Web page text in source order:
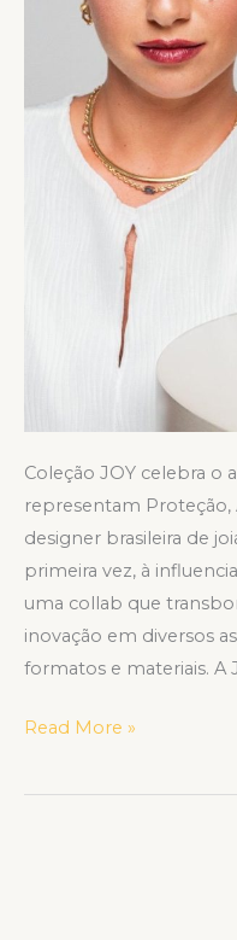
Coleção JOY celebra o
representam Proteção,
designer brasileira de
primeira vez, à
uma collab que
inovação em diversos
formatos e materiais. A
Read More »